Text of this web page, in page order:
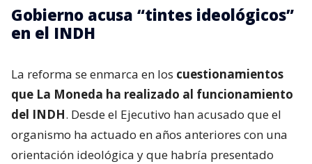
Gobierno acusa “tintes ideológicos”
en el INDH
La reforma se enmarca en los cuestionamientos
que La Moneda ha realizado al funcionamiento
del INDH. Desde el Ejecutivo han acusado que el
organismo ha actuado en años anteriores con una
orientación ideológica y que habría presentado